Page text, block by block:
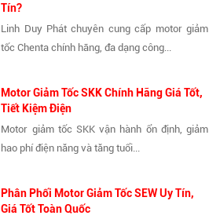
Tín?
Linh Duy Phát chuyên cung cấp motor giảm
tốc Chenta chính hãng, đa dạng công...
Motor Giảm Tốc SKK Chính Hãng Giá Tốt,
Tiết Kiệm Điện
Motor giảm tốc SKK vận hành ổn định, giảm
hao phí điện năng và tăng tuổi...
Phân Phối Motor Giảm Tốc SEW Uy Tín,
Giá Tốt Toàn Quốc